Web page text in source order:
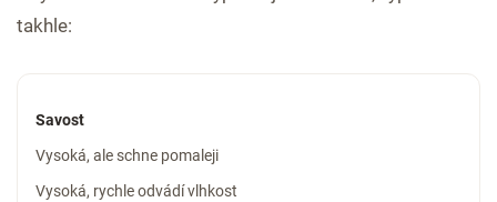
takhle:
Savost
Vysoká, ale schne pomaleji
Vysoká, rychle odvádí vlhkost